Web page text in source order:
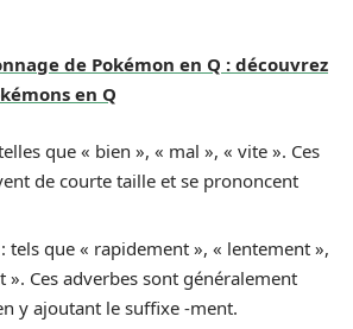
de Pokémon en Q : découvrez
en Q
que « bien », « mal », « vite ». Ces
de courte taille et se prononcent
: tels que « rapidement », « lentement »,
». Ces adverbes sont généralement
y ajoutant le suffixe -ment.